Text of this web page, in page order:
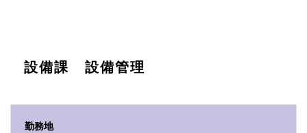
設備課 設備管理
勤務地